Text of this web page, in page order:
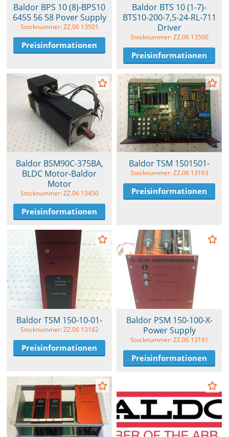
Baldor BPS 10 (8)-BPS10
6455 56 58 Pover Supply
Stocknummer: ZZ.06 13501
Preisinformationen
Baldor BTS 10 (1-7)-
BTS10-200-7,5-24-RL-711
Driver
Stocknummer: ZZ.06 13500
Preisinformationen
Baldor BSM90C-375BA,
BLDC Motor-Baldor
Motor
Stocknummer: ZZ.06 13450
Preisinformationen
Baldor TSM 1501501-
Stocknummer: ZZ.06 13163
Preisinformationen
Baldor TSM 150-10-01-
Stocknummer: ZZ.06 13162
Preisinformationen
Baldor PSM 150-100-X-
Power Supply
Stocknummer: ZZ.06 13161
Preisinformationen